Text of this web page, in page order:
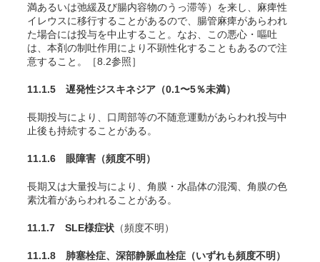
満あるいは弛緩及び腸内容物のうっ滞等）を来し、麻痺性
イレウスに移行することがあるので、腸管麻痺があらわれ
た場合には投与を中止すること。なお、この悪心・嘔吐
は、本剤の制吐作用により不顕性化することもあるので注
意すること。［8.2参照］
11.1.5 遅発性ジスキネジア （0.1〜5％未満）
長期投与により、口周部等の不随意運動があらわれ投与中
止後も持続することがある。
11.1.6 眼障害 （頻度不明）
長期又は大量投与により、角膜・水晶体の混濁、角膜の色
素沈着があらわれることがある。
11.1.7 SLE様症状 （頻度不明）
11.1.8 肺塞栓症、深部静脈血栓症 （いずれも頻度不明）